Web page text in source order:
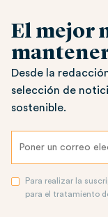
El mejor
Desde la
selección de
sostenible.
Para realizar la
para el tratamiento